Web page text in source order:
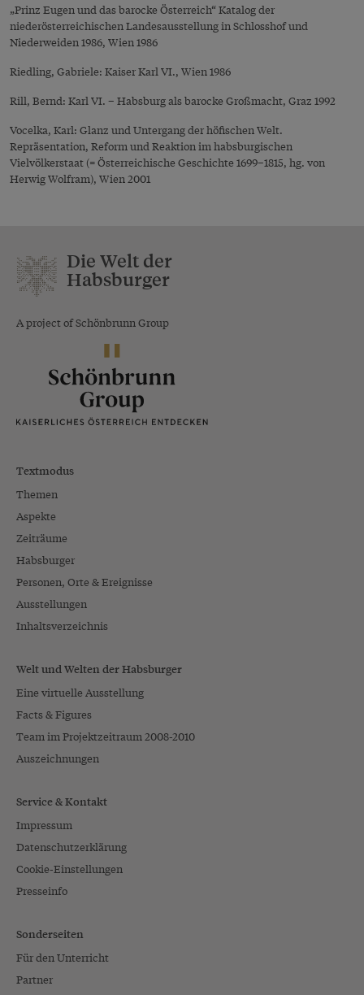
„Prinz Eugen und das barocke Österreich“ Katalog der
niederösterreichischen Landesausstellung in Schlosshof und
Niederweiden 1986, Wien 1986
Riedling, Gabriele: Kaiser Karl VI., Wien 1986
Rill, Bernd: Karl VI. – Habsburg als barocke Großmacht, Graz 1992
Vocelka, Karl: Glanz und Untergang der höfischen Welt.
Repräsentation, Reform und Reaktion im habsburgischen
Vielvölkerstaat (= Österreichische Geschichte 1699–1815, hg. von
Herwig Wolfram), Wien 2001
Die Welt der
Habsburger
A project of Schönbrunn Group
Textmodus
Themen
Aspekte
Zeiträume
Habsburger
Personen, Orte & Ereignisse
Ausstellungen
Inhaltsverzeichnis
Welt und Welten der Habsburger
Eine virtuelle Ausstellung
Facts & Figures
Team im Projektzeitraum 2008-2010
Auszeichnungen
Service & Kontakt
Impressum
Datenschutzerklärung
Cookie-Einstellungen
Presseinfo
Sonderseiten
Für den Unterricht
Partner